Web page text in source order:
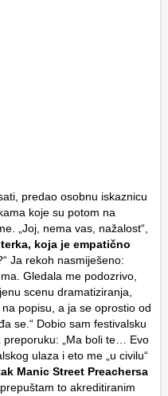
predao osobnu iskaznicu
koje su potom na
„Joj, nema vas, nažalost“,
koja je empatično
Ja rekoh nasmiješeno:
Gledala me podozrivo,
scenu dramatiziranja,
popisu, a ja se oprostio od
se.“ Dobio sam festivalsku
preporuku: „Ma boli te… Evo
ulaza i eto me „u civilu“
Manic Street Preachersa
to akreditiranim